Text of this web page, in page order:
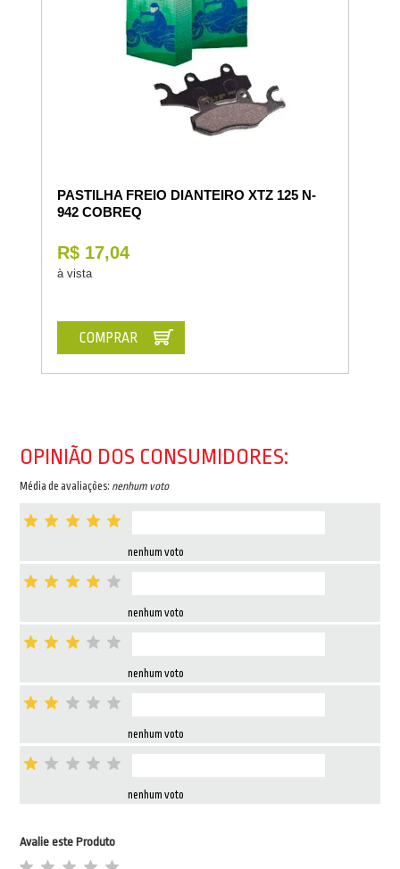
PASTILHA FREIO DIANTEIRO XTZ 125 N-
942 COBREQ
R$ 17,04
à vista
COMPRAR
OPINIÃO DOS CONSUMIDORES:
Média de avaliações: nenhum voto
nenhum voto
nenhum voto
nenhum voto
nenhum voto
nenhum voto
Avalie este Produto